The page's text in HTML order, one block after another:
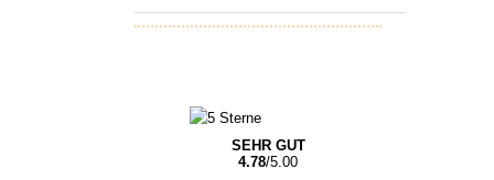
SEHR GUT
4.78/5.00